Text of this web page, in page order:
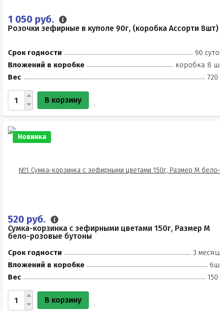
1 050 руб.
Розочки зефирные в куполе 90г, (коробка Ассорти 8шт)
Срок годности
90
Вложений в коробке
коробка 8
Вес
720
В корзину
Новинка
520 руб.
Сумка-корзинка с зефирными цветами 150г, Размер М
бело-розовые бутоны
Срок годности
3
Вложений в коробке
Вес
150
В корзину